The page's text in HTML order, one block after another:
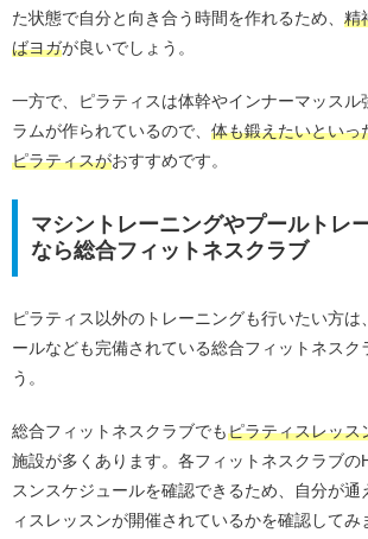
た状態で自分と向き合う時間を作れるため、 精
ばヨガが良いでしょう。
一方で、ピラティスは体幹やインナーマッスル
ラムが作られているので、 体も鍛えたいといっ
ピラティスがおすすめです。
マシントレーニングやプールトレ
なら総合フィットネスクラブ
ピラティス以外のトレーニングも行いたい方は
ールなども完備されている総合フィットネスク
う。
総合フィットネスクラブでもピラティスレッス
施設が多くあります。各フィットネスクラブの
スンスケジュールを確認できるため、自分が通
ィスレッスンが開催されているかを確認してみ